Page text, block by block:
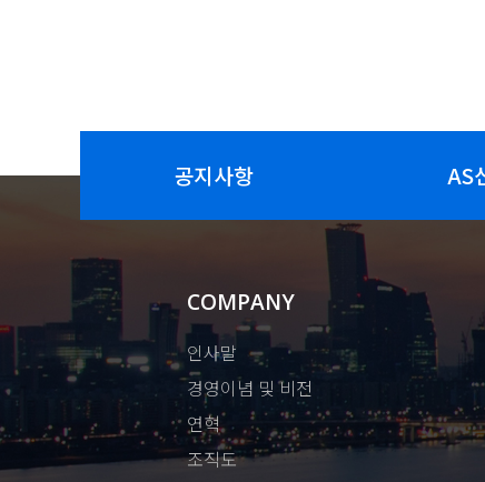
공지사항 AS
COMPANY
인사말
경영이념 및 비전
연혁
조직도